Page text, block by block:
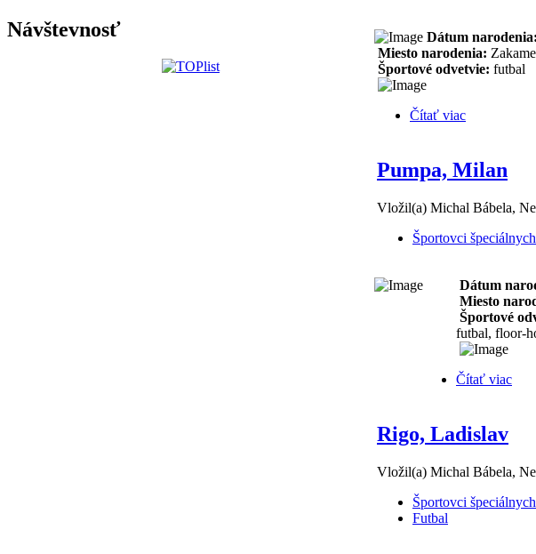
Návštevnosť Dátum narodenia:
Miesto narodenia:
Športové odvetvie: futbal
Čítať viac
Pumpa, Milan
Vložil(a) Michal Bábela,
Športovci
Dátum
Miesto
Športové
futbal, floor-
Čítať viac
Rigo, Ladislav
Vložil(a) Michal Bábela,
Športovci
Futbal